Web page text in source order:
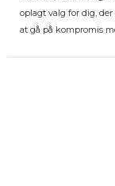
oplagt valg for dig,
at gå på kompromis